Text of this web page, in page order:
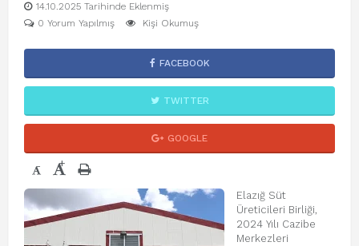
14.10.2025 Tarihinde Eklenmiş
0 Yorum Yapılmış
Kişi Okumuş
FACEBOOK
TWITTER
GOOGLE
- +
Elazığ Süt
Üreticileri Birliği,
2024 Yılı Cazibe
Merkezleri